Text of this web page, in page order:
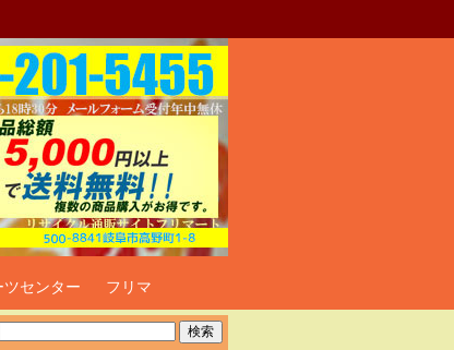
ツセンター フリマ